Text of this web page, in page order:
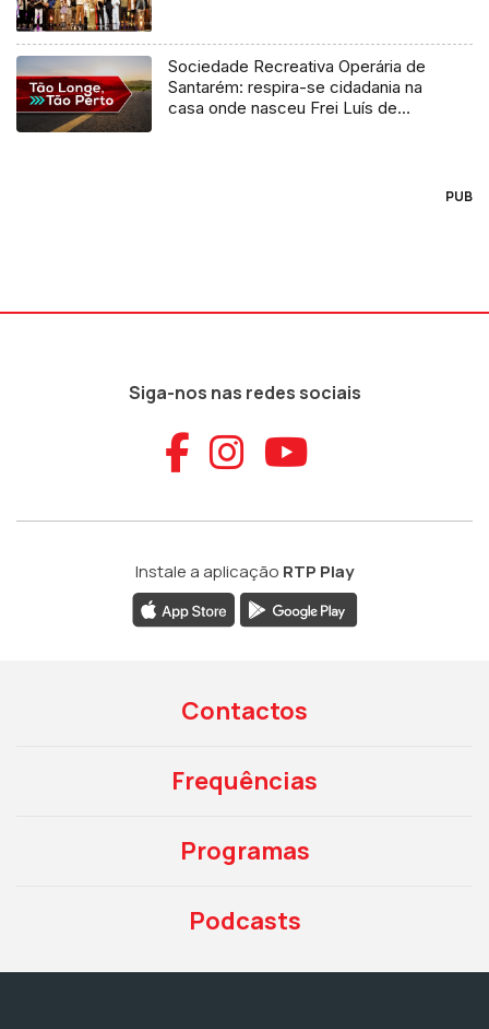
Sociedade Recreativa Operária de
Santarém: respira-se cidadania na
casa onde nasceu Frei Luís de
PUB
Siga-nos nas redes sociais
Aceder ao
Aceder ao
Aceder
Instale a aplicação RTP Play
Contactos
Frequências
Programas
Podcasts